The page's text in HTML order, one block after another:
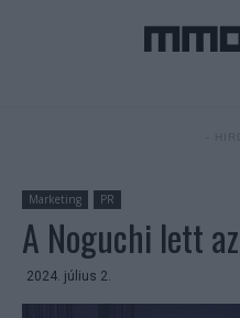
Marketing PR
A Noguchi lett
2024. július 2.